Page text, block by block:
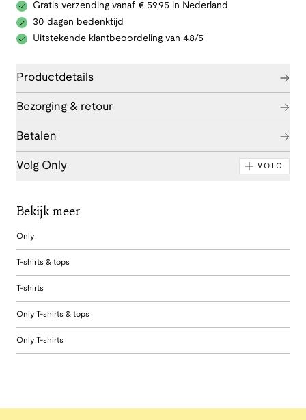
Gratis verzending vanaf € 59,95 in Nederland
30 dagen bedenktijd
Uitstekende klantbeoordeling van 4,8/5
Productdetails
Bezorging & retour
Betalen
Volg Only VOLG
Bekijk meer
Only
T-shirts & tops
T-shirts
Only T-shirts & tops
Only T-shirts